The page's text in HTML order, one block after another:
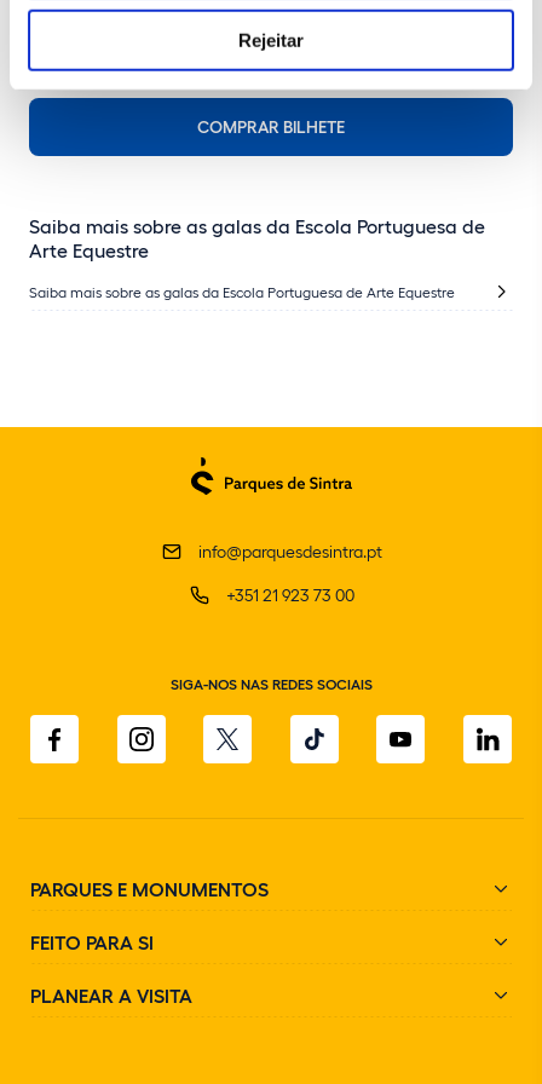
Rejeitar
COMPRAR BILHETE
Saiba mais sobre as galas da Escola Portuguesa de
Arte Equestre
Saiba mais sobre as galas da Escola Portuguesa de Arte Equestre
info@parquesdesintra.pt
+351 21 923 73 00
SIGA-NOS NAS REDES SOCIAIS
PARQUES E MONUMENTOS
FEITO PARA SI
PLANEAR A VISITA